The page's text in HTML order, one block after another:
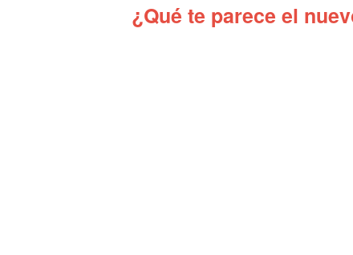
¿Qué te parece el